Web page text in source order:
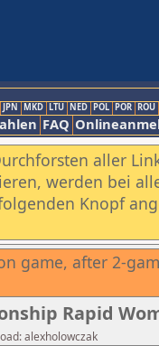
JPN MKD LTU NED POL POR ROU
FAQ
aller
werden bei
Knopf
game, after 2-
Rapid
alexholowczak